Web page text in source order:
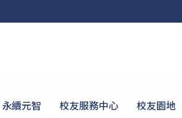
永續元智 校友服務中心 校友園地